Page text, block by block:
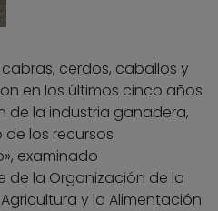
cerdos, caballos y
en los últimos cinco años
de la industria ganadera,
de los recursos
examinado
de la Organización de la
y la Alimentación